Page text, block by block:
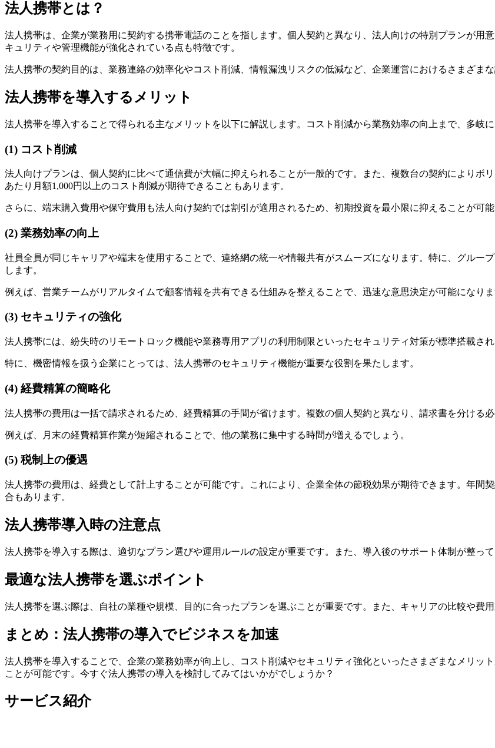
法人携帯とは？
法人携帯は、企業が業務用に契約する携帯電話のことを指します。個人契約と異なり、法人向けの特別プランが用
キュリティや管理機能が強化されている点も特徴です。
法人携帯の契約目的は、業務連絡の効率化やコスト削減、情報漏洩リスクの低減など、企業運営におけるさまざま
法人携帯を導入するメリット
法人携帯を導入することで得られる主なメリットを以下に解説します。コスト削減から業務効率の向上まで、多岐
(1) コスト削減
法人向けプランは、個人契約に比べて通信費が大幅に抑えられることが一般的です。また、複数台の契約によりボ
あたり月額1,000円以上のコスト削減が期待できることもあります。
さらに、端末購入費用や保守費用も法人向け契約では割引が適用されるため、初期投資を最小限に抑えることが可能
(2) 業務効率の向上
社員全員が同じキャリアや端末を使用することで、連絡網の統一や情報共有がスムーズになります。特に、グルー
します。
例えば、営業チームがリアルタイムで顧客情報を共有できる仕組みを整えることで、迅速な意思決定が可能になりま
(3) セキュリティの強化
法人携帯には、紛失時のリモートロック機能や業務専用アプリの利用制限といったセキュリティ対策が標準搭載さ
特に、機密情報を扱う企業にとっては、法人携帯のセキュリティ機能が重要な役割を果たします。
(4) 経費精算の簡略化
法人携帯の費用は一括で請求されるため、経費精算の手間が省けます。複数の個人契約と異なり、請求書を分ける
例えば、月末の経費精算作業が短縮されることで、他の業務に集中する時間が増えるでしょう。
(5) 税制上の優遇
法人携帯の費用は、経費として計上することが可能です。これにより、企業全体の節税効果が期待できます。年間
合もあります。
法人携帯導入時の注意点
法人携帯を導入する際は、適切なプラン選びや運用ルールの設定が重要です。また、導入後のサポート体制が整って
最適な法人携帯を選ぶポイント
法人携帯を選ぶ際は、自社の業種や規模、目的に合ったプランを選ぶことが重要です。また、キャリアの比較や費
まとめ：法人携帯の導入でビジネスを加速
法人携帯を導入することで、企業の業務効率が向上し、コスト削減やセキュリティ強化といったさまざまなメリッ
ことが可能です。今すぐ法人携帯の導入を検討してみてはいかがでしょうか？
サービス紹介